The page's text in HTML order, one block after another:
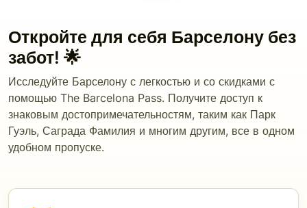
Откройте для себя Барселону без
забот! 🌟
Исследуйте Барселону с легкостью и со скидками с
помощью The Barcelona Pass. Получите доступ к
знаковым достопримечательностям, таким как Парк
Гуэль, Саграда Фамилия и многим другим, все в одном
удобном пропуске.